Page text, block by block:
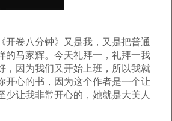
开卷八分钟》又是我，又是把普通
的马家辉。今天礼拜一，礼拜一我
，因为我们又开始上班，所以我就
开心的书，因为这个作者是一个让
少让我非常开心的，她就是大美人